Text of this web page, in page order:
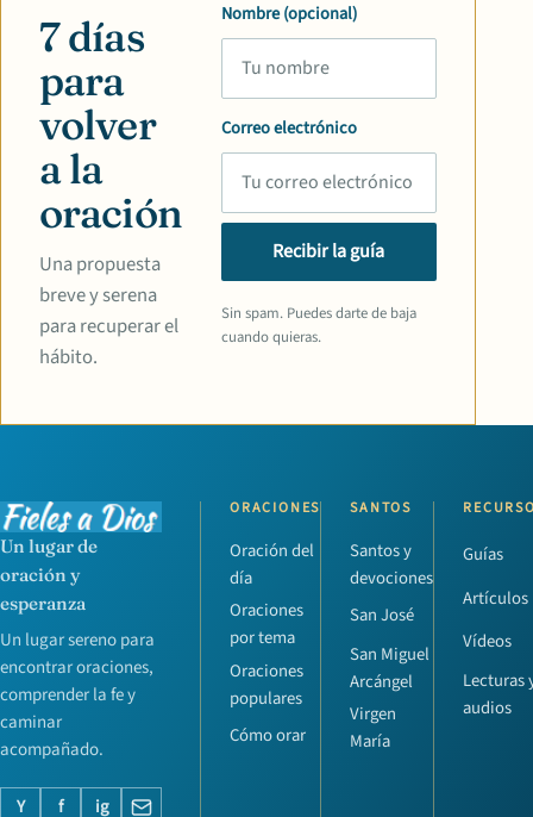
7 días
para
volver
a la
oración
Una propuesta
breve y serena
para recuperar el
hábito.
Nombre (opcional)
Correo electrónico
Recibir la guía
Sin spam. Puedes darte de baja
cuando quieras.
Un lugar de
oración y
esperanza
Un lugar sereno para
encontrar oraciones,
comprender la fe y
caminar
acompañado.
Y f ig
ORACIONES
Oración del
día
Oraciones
por tema
Oraciones
populares
Cómo orar
SANTOS
Santos y
devociones
San José
San Miguel
Arcángel
Virgen
María
Guías
Artículos
Vídeos
Lecturas
audios